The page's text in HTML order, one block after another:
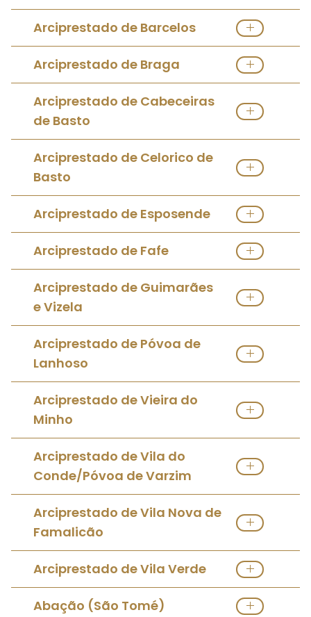
Ver Arciprestado
Arciprestado de Barcelos
Ver Arciprestado
Arciprestado de Braga
Ver Arciprestado Visitar Site
Arciprestado de Cabeceiras
de Basto
Ver Arciprestado
Arciprestado de Celorico de
Basto
Ver Arciprestado Visitar Site
Arciprestado de Esposende
Ver Arciprestado
Arciprestado de Fafe
Ver Arciprestado Visitar Site
Arciprestado de Guimarães
e Vizela
Ver Arciprestado Visitar Site
Arciprestado de Póvoa de
Lanhoso
Ver Arciprestado Visitar Site
Arciprestado de Vieira do
Minho
Ver Arciprestado
Arciprestado de Vila do
Conde/Póvoa de Varzim
Ver Arciprestado Visitar Site
Arciprestado de Vila Nova de
Famalicão
Ver Arciprestado
Arciprestado de Vila Verde
Ver Arciprestado
Abação (São Tomé)